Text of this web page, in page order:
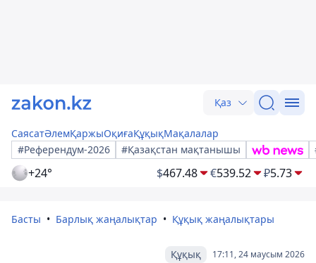
Қаз
СаясатӘлемҚаржыОқиғаҚұқықМақалалар
#Референдум-2026
#Қазақстан мақтанышы
+24° $467.48 €539.52 ₽5.73
Басты Барлық жаңалықтар Құқық жаңалықтары
17:11, 24 маусым 2026
Құқық